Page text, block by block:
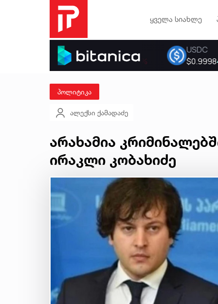
ყველა სიახლე
პოლიტიკა
ალექსი ქამადაძე
არახამია
ირაკლი კობახიძე